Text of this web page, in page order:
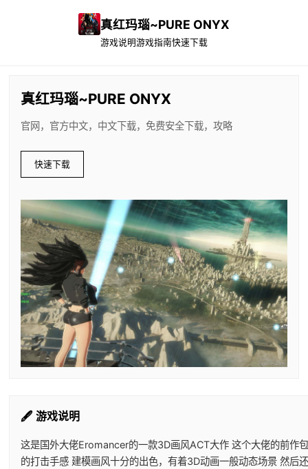
真红玛瑙~PURE ONYX
游戏说明游戏指南快速下载
真红玛瑙~PURE ONYX
官网，官方中文，中文下载，免费安全下载，攻略
快速下载
🖋️ 游戏说明
这是国外大佬Eromancer的一款3D画风ACT大作 这个大佬的前作
的打击手感 建模画风十分的出色，有着3D动画一般动态场景 然